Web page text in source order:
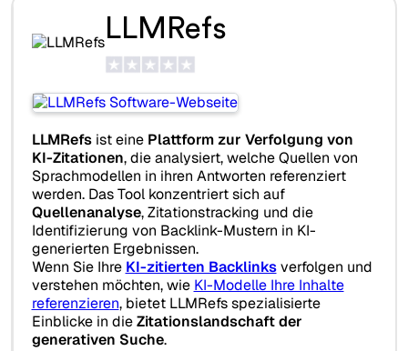
LLMRefs
LLMRefsist eine Plattform zur Verfolgung von
KI-Zitationen, die analysiert, welche Quellen von
Sprachmodellen in ihren Antworten referenziert
werden. Das Tool konzentriert sich auf
Quellenanalyse, Zitationstracking und die
Identifizierung von Backlink-Mustern in KI-
generierten Ergebnissen.
Wenn Sie Ihre KI-zitierten Backlinksverfolgen und
verstehen möchten, wie KI-Modelle Ihre Inhalte
referenzieren, bietet LLMRefs spezialisierte
Einblicke in dieZitationslandschaft der
generativen Suche.